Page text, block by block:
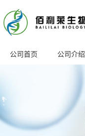
公司首页 公司介绍